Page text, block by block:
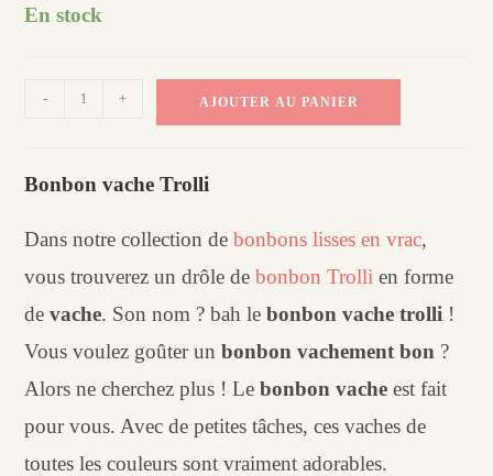
En stock
vache
- + AJOUTER AU PANIER
Bonbon vache Trolli
Dans notre collection debonbons lisses en vrac,
vous trouverez un drôle debonbon Trolli en forme
devache. Son nom ? bah lebonbon vache trolli !
Vous voulez goûter unbonbon vachement bon ?
Alors ne cherchez plus ! Lebonbon vache est fait
pour vous. Avec de petites tâches, ces vaches de
toutes les couleurs sont vraiment adorables.